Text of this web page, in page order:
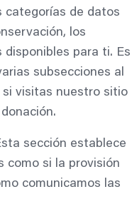
categorías de datos
los
para ti. Es
subsecciones al
si visitas nuestro sitio
sección establece
como si la provisión
comunicamos las